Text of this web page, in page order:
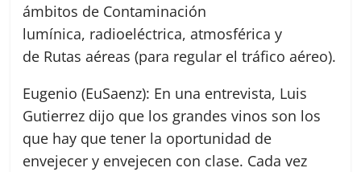
ámbitos de Contaminación
lumínica, radioeléctrica, atmosférica y
de Rutas aéreas (para regular el tráfico aéreo).
Eugenio (EuSaenz): En una entrevista, Luis
Gutierrez dijo que los grandes vinos son los
que hay que tener la oportunidad de
envejecer y envejecen con clase. Cada vez